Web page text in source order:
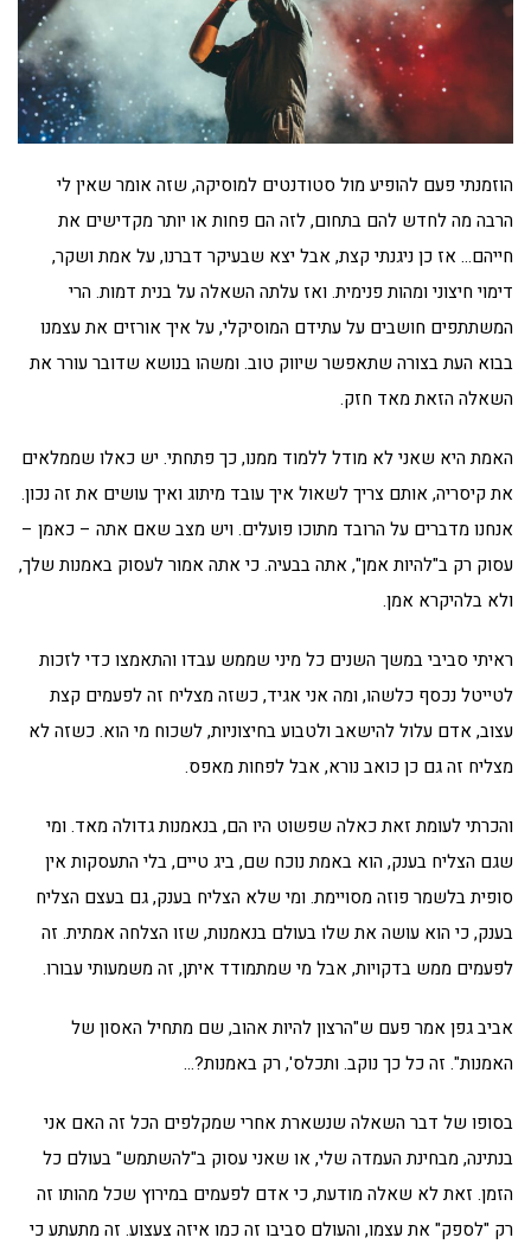
הוזמנתי פעם להופיע מול סטודנטים למוסיקה, שזה אומר שאין לי
הרבה מה לחדש להם בתחום, לזה הם פחות או יותר מקדישים את
חייהם… אז כן ניגנתי קצת, אבל יצא שבעיקר דברנו, על אמת ושקר,
דימוי חיצוני ומהות פנימית. ואז עלתה השאלה על בנית דמות. הרי
המשתתפים חושבים על עתידם המוסיקלי, על איך אורזים את עצמנו
בבוא העת בצורה שתאפשר שיווק טוב. ומשהו בנושא שדובר עורר את
השאלה הזאת מאד חזק.
האמת היא שאני לא מודל ללמוד ממנו, כך פתחתי. יש כאלו שממלאים
את קיסריה, אותם צריך לשאול איך עובד מיתוג ואיך עושים את זה נכון.
אנחנו מדברים על הרובד מתוכו פועלים. ויש מצב שאם אתה – כאמן –
עסוק רק ב"להיות אמן", אתה בבעיה. כי אתה אמור לעסוק באמנות שלך,
ולא בלהיקרא אמן.
ראיתי סביבי במשך השנים כל מיני שממש עבדו והתאמצו כדי לזכות
לטייטל נכסף כלשהו, ומה אני אגיד, כשזה מצליח זה לפעמים קצת
עצוב, אדם עלול להישאב ולטבוע בחיצוניות, לשכוח מי הוא. כשזה לא
מצליח זה גם כן כואב נורא, אבל לפחות מאפס.
והכרתי לעומת זאת כאלה שפשוט היו הם, בנאמנות גדולה מאד. ומי
שגם הצליח בענק, הוא באמת נוכח שם, ביג טיים, בלי התעסקות אין
סופית בלשמר פוזה מסויימת. ומי שלא הצליח בענק, גם בעצם הצליח
בענק, כי הוא עושה את שלו בעולם בנאמנות, שזו הצלחה אמתית. זה
לפעמים ממש בדקויות, אבל מי שמתמודד איתן, זה משמעותי עבורו.
אביב גפן אמר פעם ש"הרצון להיות אהוב, שם מתחיל האסון של
האמנות". זה כל כך נוקב. ותכלס', רק באמנות?…
בסופו של דבר השאלה שנשארת אחרי שמקלפים הכל זה האם אני
בנתינה, מבחינת העמדה שלי, או שאני עסוק ב"להשתמש" בעולם כל
הזמן. זאת לא שאלה מודעת, כי אדם לפעמים במירוץ שכל מהותו זה
רק "לספק" את עצמו, והעולם סביבו זה כמו איזה צעצוע. זה מתעתע כי